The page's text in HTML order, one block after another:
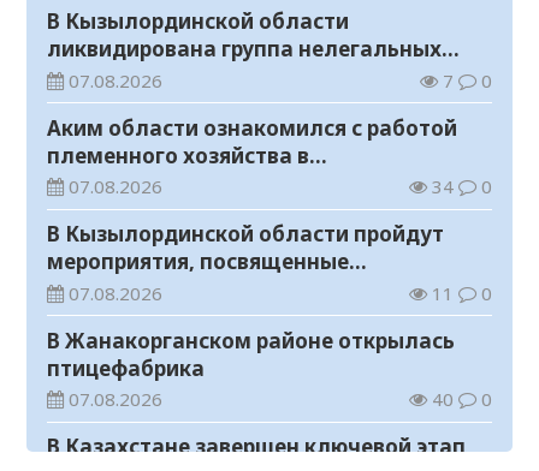
В Кызылординской области
ликвидирована группа нелегальных
добытчиков золота
07.08.2026 7 0
Аким области ознакомился с работой
племенного хозяйства в
Жанакорганском районе
07.08.2026 34 0
В Кызылординской области пройдут
мероприятия, посвященные
Международному дню молодежи
07.08.2026 11 0
В Жанакорганском районе открылась
птицефабрика
07.08.2026 40 0
В Казахстане завершен ключевой этап